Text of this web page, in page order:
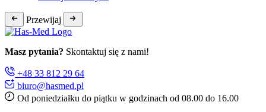
Przewijaj
Masz pytania? Skontaktuj się z nami!
+48 33 812 29 64
biuro@hasmed.pl
Od poniedziałku do piątku w godzinach od 08.00 do 16.00